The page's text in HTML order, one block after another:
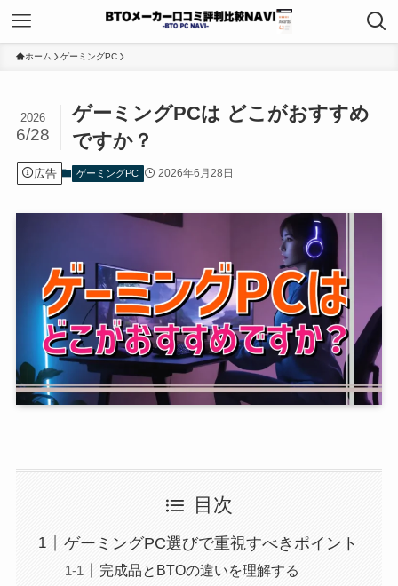
ホーム ゲーミングPC
ゲーミングPCは どこがおすすめ
ですか？
2026
6/28
広告 ゲーミングPC 2026年6月28日
目次
ゲーミングPC選びで重視すべきポイント
完成品とBTOの違いを理解する